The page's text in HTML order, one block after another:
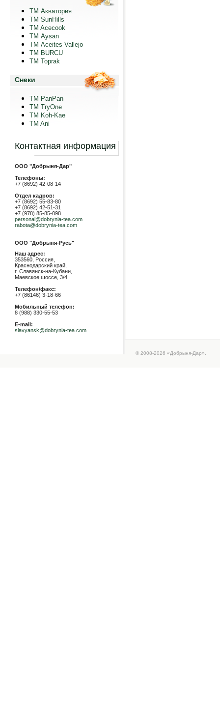
ТМ Акватория
ТМ SunHills
TM Acecook
ТМ Aysan
ТМ Aceites Vallejo
TM BURCU
TM Toprak
Снеки
TM PanPan
ТМ TryOne
ТМ Koh-Kae
TM Ani
Контактная информация
ООО "Добрыня-Дар"
Телефоны:
+7 (8692) 42-08-14
Отдел кадров:
+7 (8692) 55-83-80
+7 (8692) 42-51-31
+7 (978) 85-85-098
personal@dobrynia-tea.com
rabota@dobrynia-tea.com
ООО "Добрыня-Русь"
Наш адрес:
353560, Россия,
Краснодарский край,
г. Славянск-на-Кубани,
Маевское шоссе, 3/4
Телефон/факс:
+7 (86146) 3-18-66
Мобильный телефон:
8 (988) 330-55-53
E-mail:
slavyansk@dobrynia-tea.com
© 2008-2026 «Добрыня-Дар».